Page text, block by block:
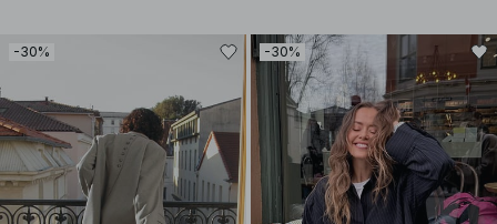
-30% -30%